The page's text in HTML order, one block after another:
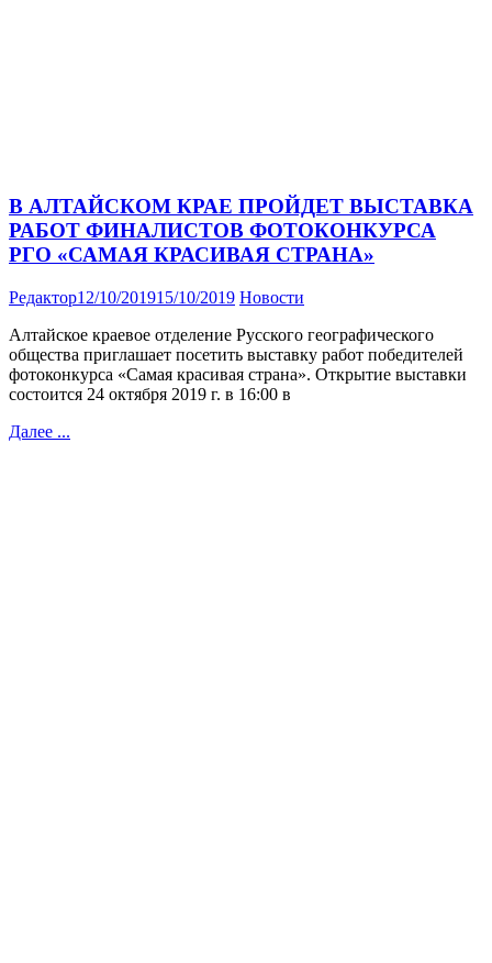
В АЛТАЙСКОМ КРАЕ ПРОЙДЕТ ВЫСТАВКА
РАБОТ ФИНАЛИСТОВ ФОТОКОНКУРСА
РГО «САМАЯ КРАСИВАЯ СТРАНА»
Редактор12/10/201915/10/2019 Новости
Алтайское краевое отделение Русского географического
общества приглашает посетить выставку работ победителей
фотоконкурса «Самая красивая страна». Открытие выставки
состоится 24 октября 2019 г. в 16:00 в
Далее ...